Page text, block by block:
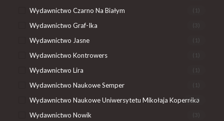
Wydawnictwo Czarno Na Białym (1)
Wydawnictwo Graf-Ika (3)
Wydawnictwo Jasne (1)
Wydawnictwo Kontrowers (1)
Wydawnictwo Lira (1)
Wydawnictwo Naukowe Semper (1)
Wydawnictwo Naukowe Uniwersytetu Mikołaja Kopernika
(24)
Wydawnictwo Nowik (3)